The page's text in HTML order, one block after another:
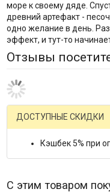
море к своему дяде.
древний артефакт -
одно желание в день.
эффект, и тут-то
Отзывы
ДОСТУПНЫЕ СКИДКИ
Кэшбек 5% при
С этим товаром